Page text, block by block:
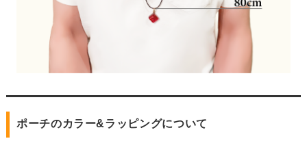
ポーチのカラー&ラッピングについて